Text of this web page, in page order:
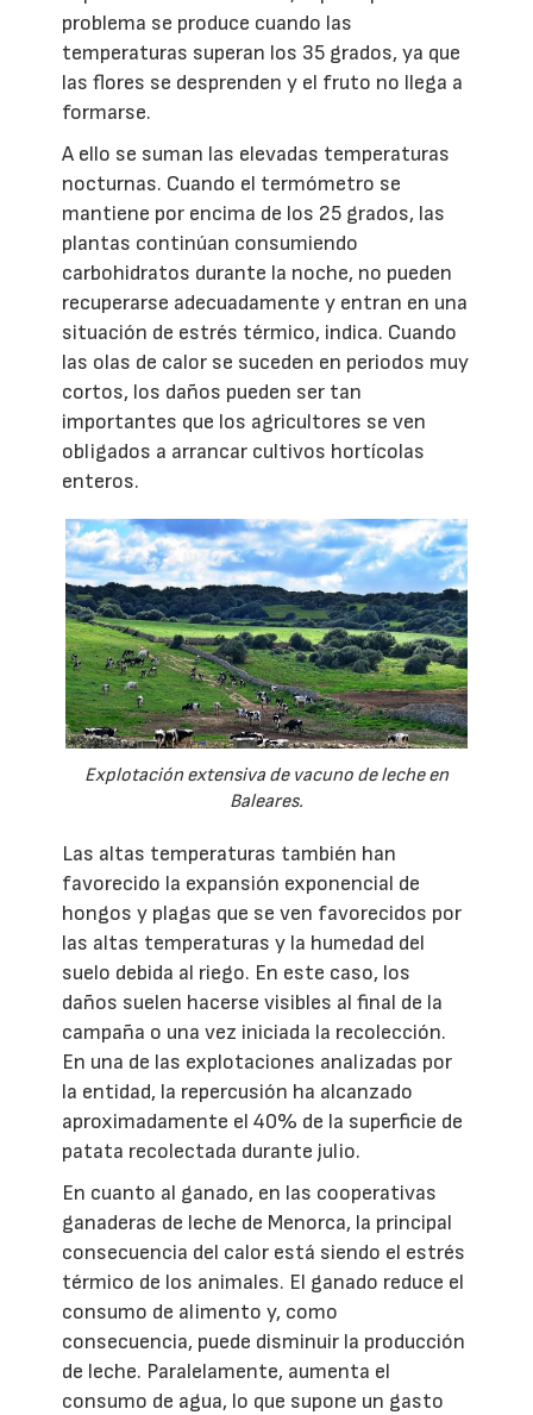
problema se produce cuando las
temperaturas superan los 35 grados, ya que
las flores se desprenden y el fruto no llega a
formarse.
A ello se suman las elevadas temperaturas
nocturnas. Cuando el termómetro se
mantiene por encima de los 25 grados, las
plantas continúan consumiendo
carbohidratos durante la noche, no pueden
recuperarse adecuadamente y entran en una
situación de estrés térmico, indica. Cuando
las olas de calor se suceden en periodos muy
cortos, los daños pueden ser tan
importantes que los agricultores se ven
obligados a arrancar cultivos hortícolas
enteros.
Explotación extensiva de vacuno de leche en
Baleares.
Las altas temperaturas también han
favorecido la expansión exponencial de
hongos y plagas que se ven favorecidos por
las altas temperaturas y la humedad del
suelo debida al riego. En este caso, los
daños suelen hacerse visibles al final de la
campaña o una vez iniciada la recolección.
En una de las explotaciones analizadas por
la entidad, la repercusión ha alcanzado
aproximadamente el 40% de la superficie de
patata recolectada durante julio.
En cuanto al ganado, en las cooperativas
ganaderas de leche de Menorca, la principal
consecuencia del calor está siendo el estrés
térmico de los animales. El ganado reduce el
consumo de alimento y, como
consecuencia, puede disminuir la producción
de leche. Paralelamente, aumenta el
consumo de agua, lo que supone un gasto